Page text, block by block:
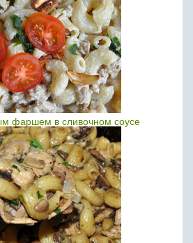
фаршем в сливочном соусе